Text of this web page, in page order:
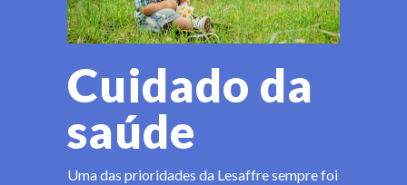
Cuidado da
saúde
Uma das prioridades da Lesaffre sempre foi